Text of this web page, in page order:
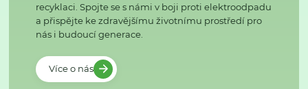
recyklaci. Spojte se s námi v boji proti elektroodpadu
a přispějte ke zdravějšímu životnímu prostředí pro
nás i budoucí generace.
Více o nás